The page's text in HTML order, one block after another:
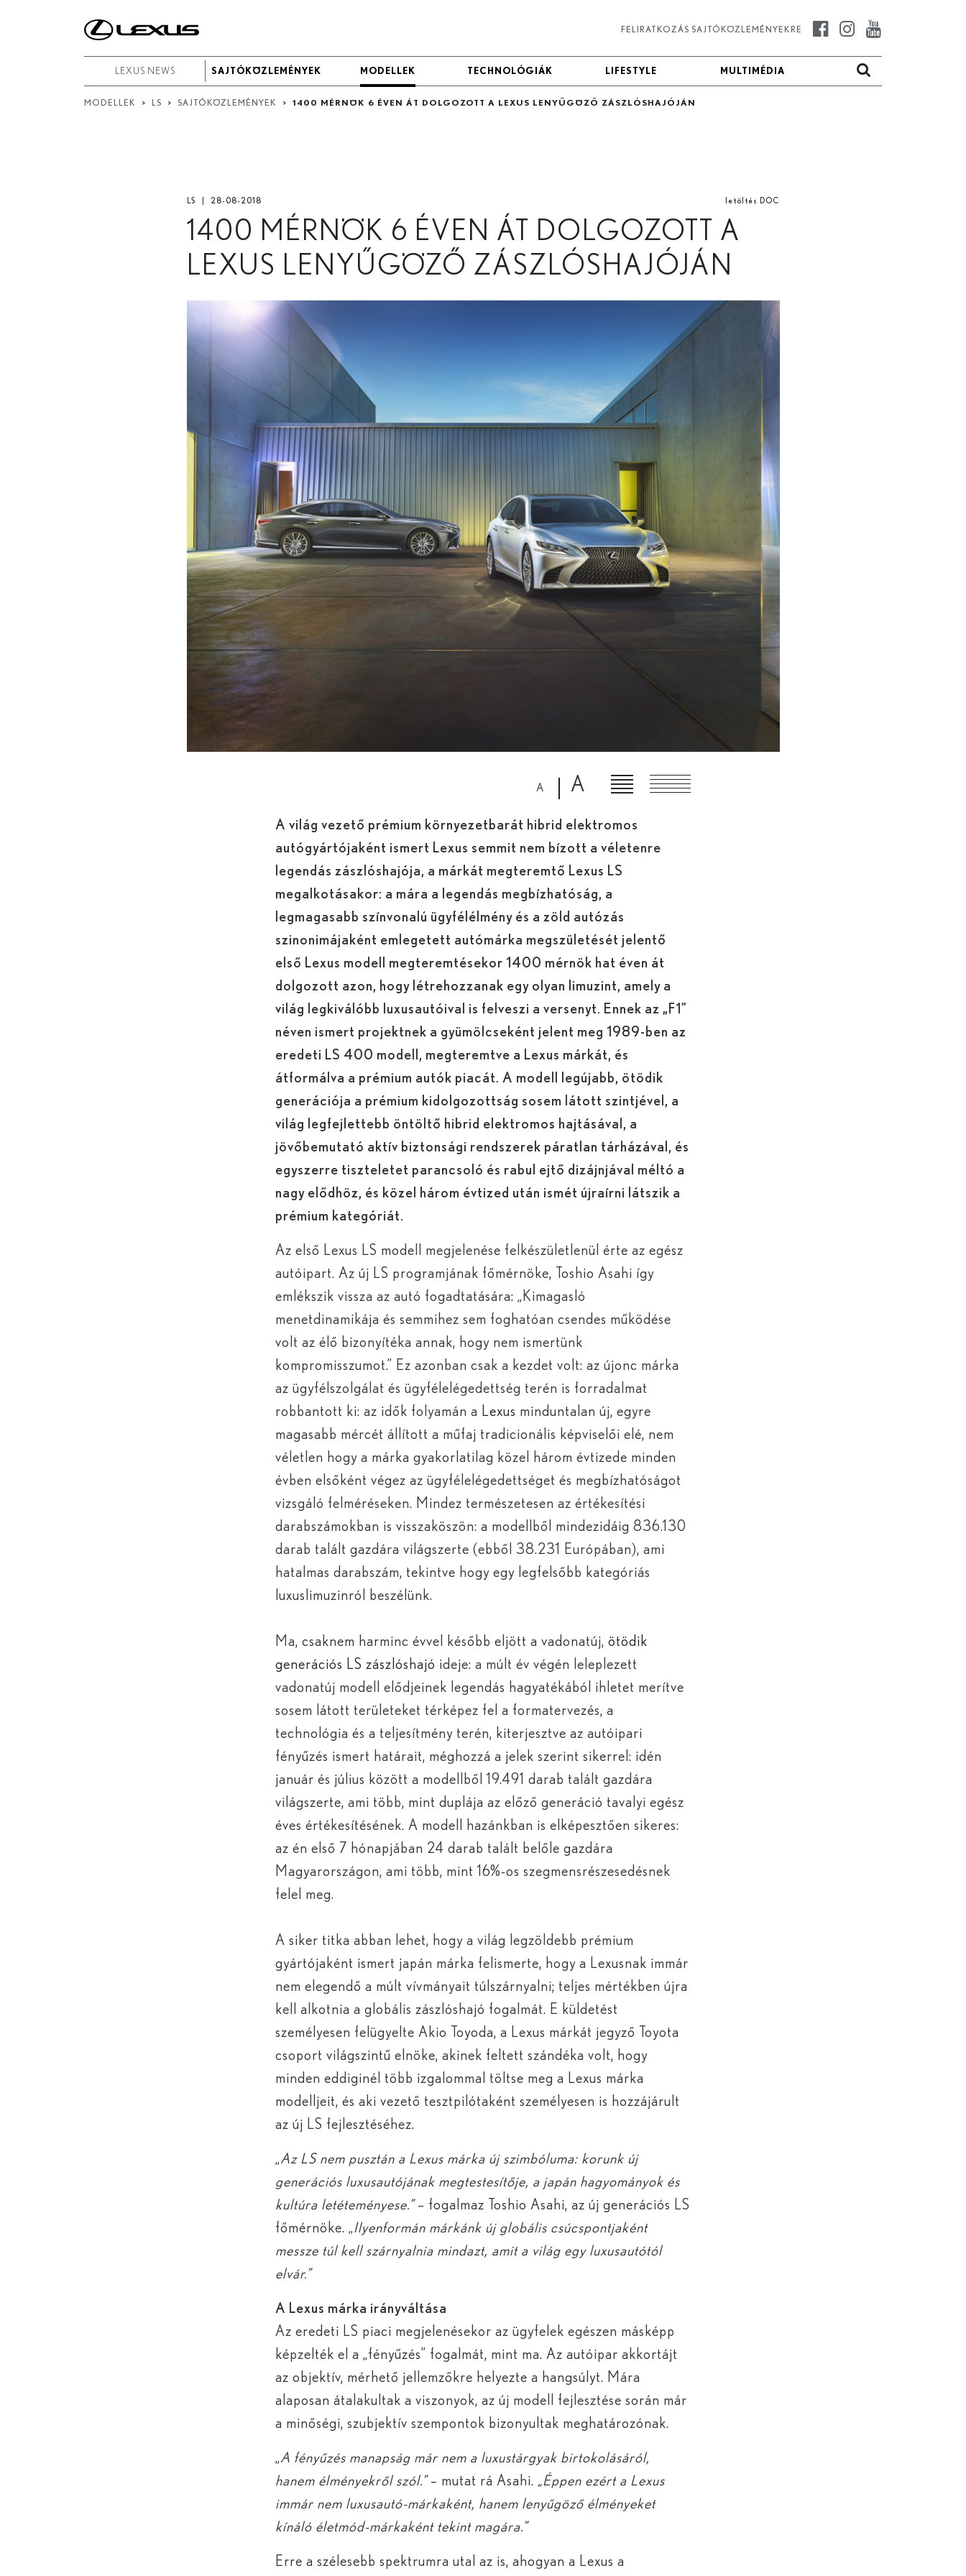
LEXUS NEWS SAJTÓKÖZLEMÉNYEK MODELLEK TECHNOLÓGIÁK LIFESTYLE MULTIMÉDIA
FELIRATKOZÁS SAJTÓKÖZLEMÉNYEKRE
LEXUS NEWS SAJTÓKÖZLEMÉNYEK MODELLEK TECHNOLÓGIÁK LIFESTYLE MULTIMÉDIA
MODELLEK > LS > SAJTÓKÖZLEMÉNYEK > 1400 MÉRNÖK 6 ÉVEN ÁT DOLGOZOTT A LEXUS LENYŰGÖZŐ ZÁSZLÓSHAJÓJÁN
LS 28-08-2018 letöltés DOC
1400 MÉRNÖK 6 ÉVEN ÁT DOLGOZOTT A
LEXUS LENYŰGÖZŐ ZÁSZLÓSHAJÓJÁN
A A
A világ vezető prémium környezetbarát hibrid elektromos
autógyártójaként ismert Lexus semmit nem bízott a véletenre
legendás zászlóshajója, a márkát megteremtő Lexus LS
megalkotásakor: a mára a legendás megbízhatóság, a
legmagasabb színvonalú ügyfélélmény és a zöld autózás
szinonimájaként emlegetett autómárka megszületését jelentő
első Lexus modell megteremtésekor 1400 mérnök hat éven át
dolgozott azon, hogy létrehozzanak egy olyan limuzint, amely a
világ legkiválóbb luxusautóival is felveszi a versenyt. Ennek az „F1”
néven ismert projektnek a gyümölcseként jelent meg 1989-ben az
eredeti LS 400 modell, megteremtve a Lexus márkát, és
átformálva a prémium autók piacát. A modell legújabb, ötödik
generációja a prémium kidolgozottság sosem látott szintjével, a
világ legfejlettebb öntöltő hibrid elektromos hajtásával, a
jövőbemutató aktív biztonsági rendszerek páratlan tárházával, és
egyszerre tiszteletet parancsoló és rabul ejtő dizájnjával méltó a
nagy elődhöz, és közel három évtized után ismét újraírni látszik a
prémium kategóriát.
Az első Lexus LS modell megjelenése felkészületlenül érte az egész
autóipart. Az új LS programjának főmérnöke, Toshio Asahi így
emlékszik vissza az autó fogadtatására: „Kimagasló
menetdinamikája és semmihez sem foghatóan csendes működése
volt az élő bizonyítéka annak, hogy nem ismertünk
kompromisszumot.” Ez azonban csak a kezdet volt: az újonc márka
az ügyfélszolgálat és ügyfélelégedettség terén is forradalmat
robbantott ki: az idők folyamán a Lexus minduntalan új, egyre
magasabb mércét állított a műfaj tradicionális képviselői elé, nem
véletlen hogy a márka gyakorlatilag közel három évtizede minden
évben elsőként végez az ügyfélelégedettséget és megbízhatóságot
vizsgáló felméréseken. Mindez természetesen az értékesítési
darabszámokban is visszaköszön: a modellből mindezidáig 836.130
darab talált gazdára világszerte (ebből 38.231 Európában), ami
hatalmas darabszám, tekintve hogy egy legfelsőbb kategóriás
luxuslimuzinról beszélünk.
Ma, csaknem harminc évvel később eljött a vadonatúj,ötödik
generációs LS zászlóshajó ideje: a múlt év végén leleplezett
vadonatúj modell elődjeinek legendás hagyatékából ihletet merítve
sosem látott területeket térképez fel a formatervezés, a
technológia és a teljesítmény terén, kiterjesztve az autóipari
fényűzés ismert határait, méghozzá a jelek szerint sikerrel: idén
január és július között a modellből 19.491 darab talált gazdára
világszerte, ami több, mint duplája az előző generáció tavalyi egész
éves értékesítésének. A modell hazánkban is elképesztően sikeres:
az én első 7 hónapjában 24 darab talált belőle gazdára
Magyarországon, ami több, mint 16%-os szegmensrészesedésnek
felel meg.
A siker titka abban lehet, hogy a világ legzöldebb prémium
gyártójaként ismert japán márka felismerte, hogy a Lexusnak immár
nem elegendő a múlt vívmányait túlszárnyalni; teljes mértékben újra
kell alkotnia a globális zászlóshajó fogalmát. E küldetést
személyesen felügyelte Akio Toyoda, a Lexus márkát jegyző Toyota
csoport világszintű elnöke, akinek feltett szándéka volt, hogy
minden eddiginél több izgalommal töltse meg a Lexus márka
modelljeit, és aki vezető tesztpilótaként személyesen is hozzájárult
az új LS fejlesztéséhez.
„Az LS nem pusztán a Lexus márka új szimbóluma: korunk új
generációs luxusautójának megtestesítője, a japán hagyományok és
kultúra letéteményese.”– fogalmaz Toshio Asahi, az új generációs LS
főmérnöke. „Ilyenformán márkánk új globális csúcspontjaként
messze túl kell szárnyalnia mindazt, amit a világ egy luxusautótól
elvár.”
A Lexus márka irányváltása
Az eredeti LS piaci megjelenésekor az ügyfelek egészen másképp
képzelték el a „fényűzés” fogalmát, mint ma. Az autóipar akkortájt
az objektív, mérhető jellemzőkre helyezte a hangsúlyt. Mára
alaposan átalakultak a viszonyok, az új modell fejlesztése során már
a minőségi, szubjektív szempontok bizonyultak meghatározónak.
„A fényűzés manapság már nem a luxustárgyak birtokolásáról,
hanem élményekről szól.”– mutat rá Asahi. „Éppen ezért a Lexus
immár nem luxusautó-márkaként, hanem lenyűgöző élményeket
kínáló életmód-márkaként tekint magára.”
Erre a szélesebb spektrumra utal az is, ahogyan a Lexus a
Keresés
alapján
Kezdő dátum